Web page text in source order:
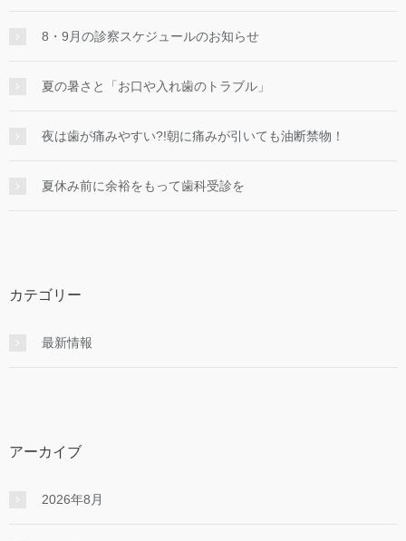
8・9月の診察スケジュールのお知らせ
夏の暑さと「お口や入れ歯のトラブル」
夜は歯が痛みやすい?!朝に痛みが引いても油断禁物！
夏休み前に余裕をもって歯科受診を
カテゴリー
最新情報
アーカイブ
2026年8月